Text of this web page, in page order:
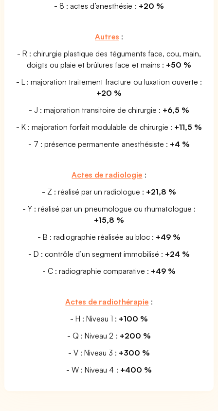
- 8 : actes d’anesthésie : +20 %
Autres :
- R : chirurgie plastique des téguments face, cou, main,
doigts ou plaie et brûlures face et mains : +50 %
- L : majoration traitement fracture ou luxation ouverte :
+20 %
- J : majoration transitoire de chirurgie : +6,5 %
- K : majoration forfait modulable de chirurgie : +11,5 %
- 7 : présence permanente anesthésiste : +4 %
Actes de radiologie :
- Z : réalisé par un radiologue : +21,8 %
- Y : réalisé par un pneumologue ou rhumatologue :
+15,8 %
- B : radiographie réalisée au bloc : +49 %
- D : contrôle d’un segment immobilisé : +24 %
- C : radiographie comparative : +49 %
Actes de radiothérapie :
- H : Niveau 1 : +100 %
- Q : Niveau 2 : +200 %
- V : Niveau 3 : +300 %
- W : Niveau 4 : +400 %